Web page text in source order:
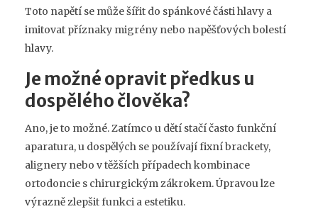
Toto napětí se může šířit do spánkové části hlavy a
imitovat příznaky migrény nebo napěšťových bolestí
hlavy.
Je možné opravit předkus u
dospělého člověka?
Ano, je to možné. Zatímco u dětí stačí často funkční
aparatura, u dospělých se používají fixní brackety,
alignery nebo v těžších případech kombinace
ortodoncie s chirurgickým zákrokem. Úpravou lze
výrazně zlepšit funkci a estetiku.